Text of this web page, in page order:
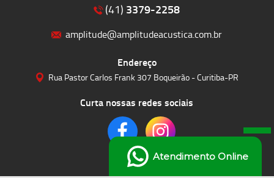
(41) 3379-2258
amplitude@amplitudeacustica.com.br
Endereço
Rua Pastor Carlos Frank 307 Boqueirão - Curitiba-PR
Curta nossas redes sociais
Atendimento Online